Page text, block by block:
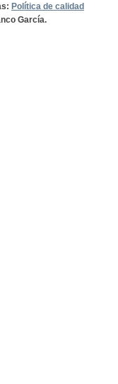
Política de calidad
García.